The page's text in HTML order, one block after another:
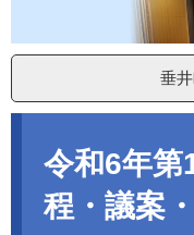
垂
令和6年
程・議案